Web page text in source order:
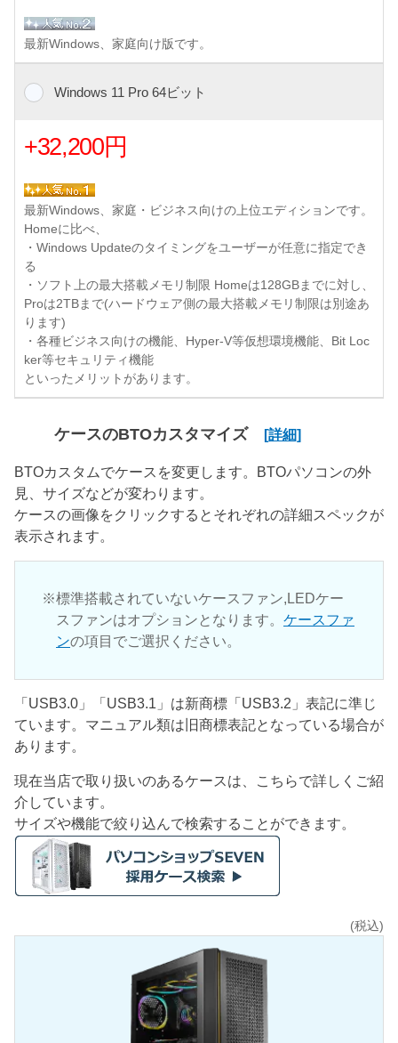
最新Windows、家庭向け版です。
Windows 11 Pro 64ビット
+32,200円
最新Windows、家庭・ビジネス向けの上位エディションです。
Homeに比べ、
・Windows Updateのタイミングをユーザーが任意に指定でき
る
・ソフト上の最大搭載メモリ制限 Homeは128GBまでに対し、
Proは2TBまで(ハードウェア側の最大搭載メモリ制限は別途あ
ります)
・各種ビジネス向けの機能、Hyper-V等仮想環境機能、Bit Loc
ker等セキュリティ機能
といったメリットがあります。
ケースのBTOカスタマイズ [詳細]
BTOカスタムでケースを変更します。BTOパソコンの外
見、サイズなどが変わります。
ケースの画像をクリックするとそれぞれの詳細スペックが
表示されます。
標準搭載されていないケースファン,LEDケー
スファンはオプションとなります。 ケースファ
ンの項目でご選択ください。
「USB3.0」「USB3.1」は新商標「USB3.2」表記に準じ
ています。マニュアル類は旧商標表記となっている場合が
あります。
現在当店で取り扱いのあるケースは、こちらで詳しくご紹
介しています。
サイズや機能で絞り込んで検索することができます。
(税込)